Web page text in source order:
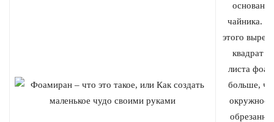
основание
чайника.
этого
квадрат из
листа
больше,